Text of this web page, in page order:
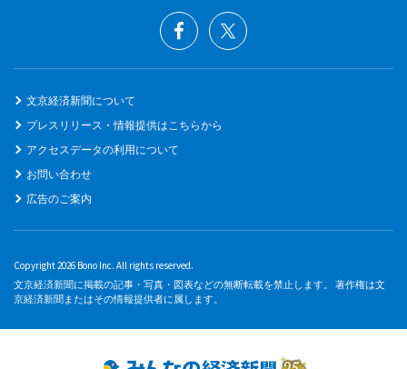
文京経済新聞について
プレスリリース・情報提供はこちらから
アクセスデータの利用について
お問い合わせ
広告のご案内
Copyright 2026 Bono Inc. All rights reserved.
文京経済新聞に掲載の記事・写真・図表などの無断転載を禁止します。 著作権は文
京経済新聞またはその情報提供者に属します。